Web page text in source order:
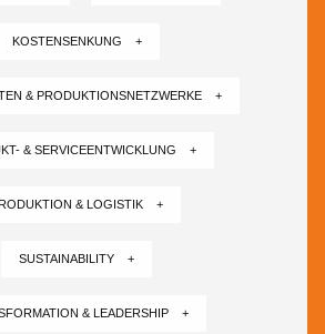
KOSTENSENKUNG +
& PRODUKTIONSNETZWERKE +
& SERVICEENTWICKLUNG +
& LOGISTIK +
SUSTAINABILITY +
& LEADERSHIP +